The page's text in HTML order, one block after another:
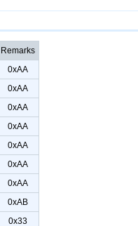
Remarks
0xAA
0xAA
0xAA
0xAA
0xAA
0xAA
0xAA
0xAB
0x33